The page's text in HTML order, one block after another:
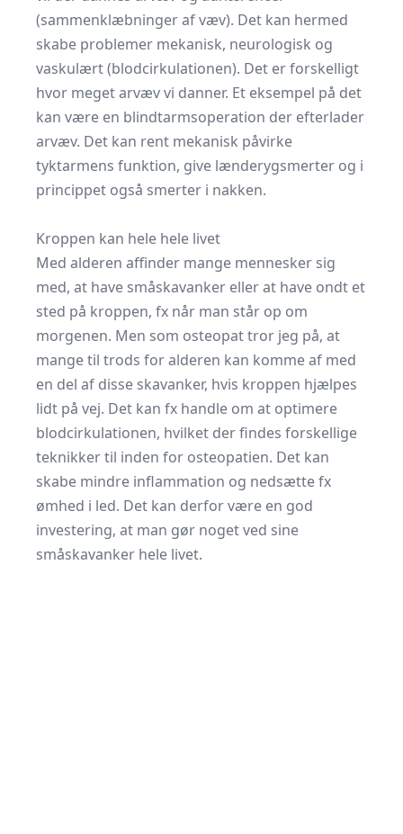
(sammenklæbninger af væv). Det kan hermed
skabe problemer mekanisk, neurologisk og
vaskulært (blodcirkulationen). Det er forskelligt
hvor meget arvæv vi danner. Et eksempel på det
kan være en blindtarmsoperation der efterlader
arvæv. Det kan rent mekanisk påvirke
tyktarmens funktion, give lænderygsmerter og i
princippet også smerter i nakken.
Kroppen kan hele hele livet
Med alderen affinder mange mennesker sig
med, at have småskavanker eller at have ondt et
sted på kroppen, fx når man står op om
morgenen. Men som osteopat tror jeg på, at
mange til trods for alderen kan komme af med
en del af disse skavanker, hvis kroppen hjælpes
lidt på vej. Det kan fx handle om at optimere
blodcirkulationen, hvilket der findes forskellige
teknikker til inden for osteopatien. Det kan
skabe mindre inflammation og nedsætte fx
ømhed i led. Det kan derfor være en god
investering, at man gør noget ved sine
småskavanker hele livet.